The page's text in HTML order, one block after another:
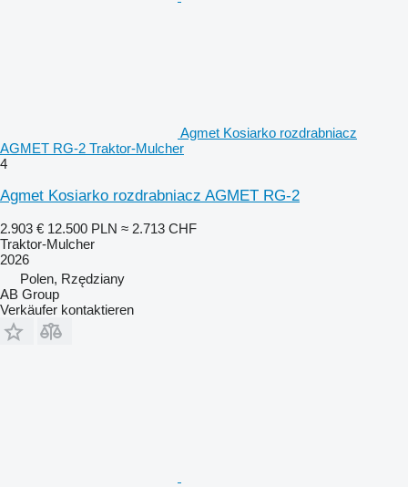
Agmet Kosiarko rozdrabniacz
AGMET RG-2 Traktor-Mulcher
4
Agmet Kosiarko rozdrabniacz AGMET RG-2
2.903 € 12.500 PLN ≈ 2.713 CHF
Traktor-Mulcher
2026
Polen, Rzędziany
AB Group
Verkäufer kontaktieren